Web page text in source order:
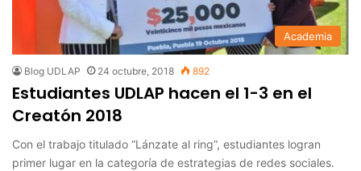
Academia
Blog UDLAP 24 octubre, 2018 892
Estudiantes UDLAP hacen el 1-3 en el
Creatón 2018
Con el trabajo titulado “Lánzate al ring”, estudiantes logran
primer lugar en la categoría de estrategias de redes sociales.